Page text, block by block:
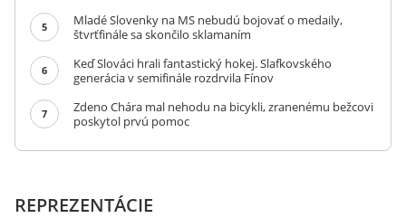
5
Mladé Slovenky na MS nebudú bojovať o medaily,
štvrťfinále sa skončilo sklamaním
6
Keď Slováci hrali fantastický hokej. Slafkovského
generácia v semifinále rozdrvila Fínov
7
Zdeno Chára mal nehodu na bicykli, zranenému bežcovi
poskytol prvú pomoc
REPREZENTÁCIE